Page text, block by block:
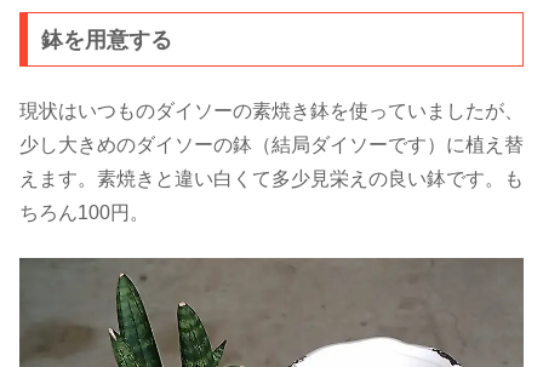
鉢を用意する
現状はいつものダイソーの素焼き鉢を使っていましたが、
少し大きめのダイソーの鉢（結局ダイソーです）に植え替
えます。素焼きと違い白くて多少見栄えの良い鉢です。も
ちろん100円。